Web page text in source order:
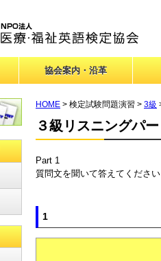
協会案内・沿革
HOME > 検定試験問題演習 > 3級
３級リスニングパ
Part 1
質問文を聞いて答えてくださ
1